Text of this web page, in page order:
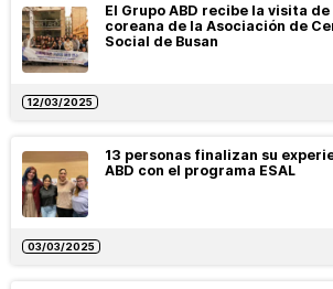
El Grupo ABD recibe la visita
coreana de la Asociación de
Social de Busan
12/03/2025
13 personas finalizan su
ABD con el programa ESAL
03/03/2025